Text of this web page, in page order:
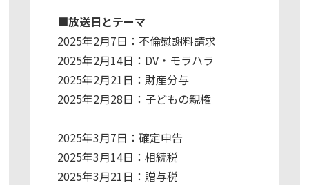
■放送日とテーマ
2025年2月7日：不倫慰謝料請求
2025年2月14日：DV・モラハラ
2025年2月21日：財産分与
2025年2月28日：子どもの親権
2025年3月7日：確定申告
2025年3月14日：相続税
2025年3月21日：贈与税